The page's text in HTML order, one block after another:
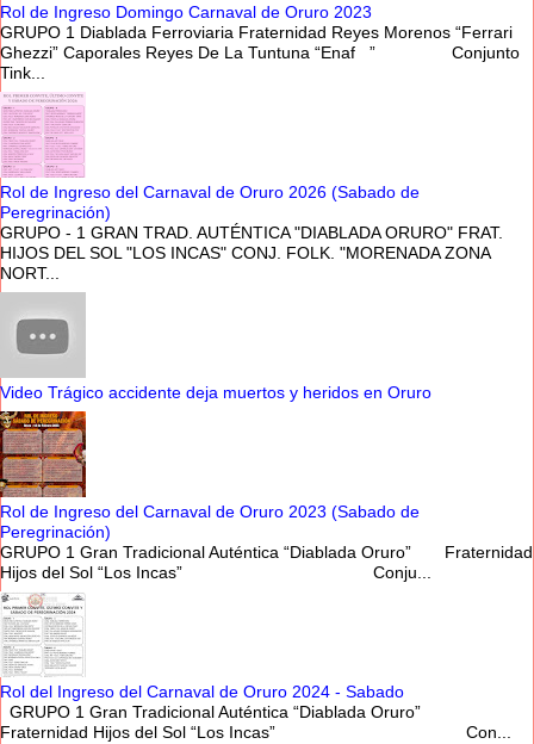
Rol de Ingreso Domingo Carnaval de Oruro 2023
GRUPO 1 Diablada Ferroviaria Fraternidad Reyes Morenos “Ferrari
Ghezzi” Caporales Reyes De La Tuntuna “Enaf ” Conjunto
Tink...
Rol de Ingreso del Carnaval de Oruro 2026 (Sabado de
Peregrinación)
GRUPO - 1 GRAN TRAD. AUTÉNTICA "DIABLADA ORURO" FRAT.
HIJOS DEL SOL "LOS INCAS" CONJ. FOLK. "MORENADA ZONA
NORT...
Video Trágico accidente deja muertos y heridos en Oruro
Rol de Ingreso del Carnaval de Oruro 2023 (Sabado de
Peregrinación)
GRUPO 1 Gran Tradicional Auténtica “Diablada Oruro” Fraternidad
Hijos del Sol “Los Incas” Conju...
Rol del Ingreso del Carnaval de Oruro 2024 - Sabado
GRUPO 1 Gran Tradicional Auténtica “Diablada Oruro”
Fraternidad Hijos del Sol “Los Incas” Con...